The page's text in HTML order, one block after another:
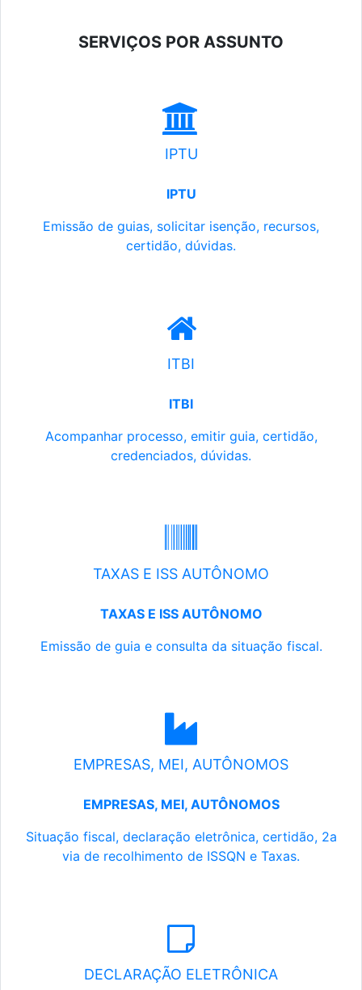
SERVIÇOS POR ASSUNTO
IPTU
IPTU
Emissão de guias, solicitar isenção, recursos,
certidão, dúvidas.
ITBI
ITBI
Acompanhar processo, emitir guia, certidão,
credenciados, dúvidas.
TAXAS E ISS AUTÔNOMO
TAXAS E ISS AUTÔNOMO
Emissão de guia e consulta da situação fiscal.
EMPRESAS, MEI, AUTÔNOMOS
EMPRESAS, MEI, AUTÔNOMOS
Situação fiscal, declaração eletrônica, certidão, 2a
via de recolhimento de ISSQN e Taxas.
DECLARAÇÃO ELETRÔNICA